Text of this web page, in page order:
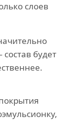
слоев
будет